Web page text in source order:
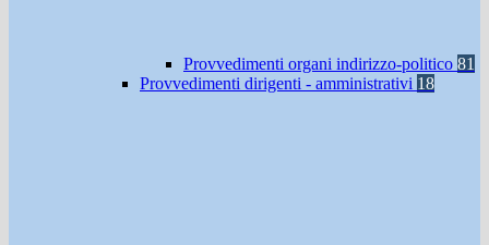
Provvedimenti organi indirizzo-politico 81
Provvedimenti dirigenti - amministrativi 18